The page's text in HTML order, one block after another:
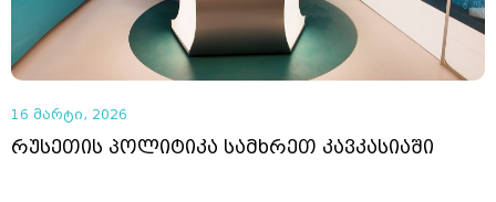
16 მარტი, 2026
რუსეთის პოლიტიკა სამხრეთ კავკასიაში